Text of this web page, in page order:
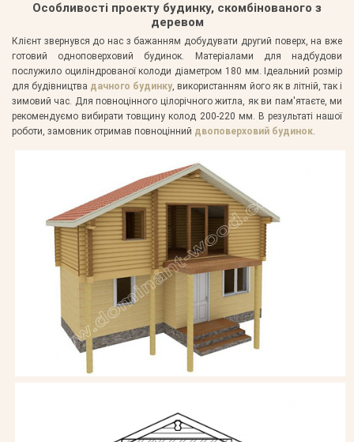
Особливості проекту будинку, скомбінованого з
деревом
Клієнт звернувся до нас з бажанням добудувати другий поверх, на вже
готовий одноповерховий будинок. Матеріалами для надбудови
послужило оциліндрованої колоди діаметром 180 мм. Ідеальний розмір
для будівництва дачного будинку, використанням його як в літній, так і
зимовий час. Для повноцінного цілорічного житла, як ви пам'ятаєте, ми
рекомендуємо вибирати товщину колод 200-220 мм. В результаті нашої
роботи, замовник отримав повноцінний двоповерховий будинок.